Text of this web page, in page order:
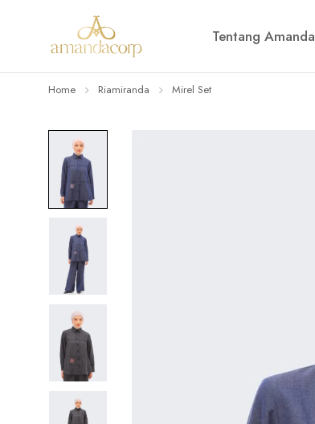
Tentang Amanda
Home Riamiranda Mirel Set